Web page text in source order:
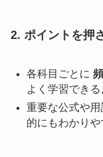
2. ポイントを押
各科目ごとに
よく学習できる
重要な公式や用
的にもわかりや